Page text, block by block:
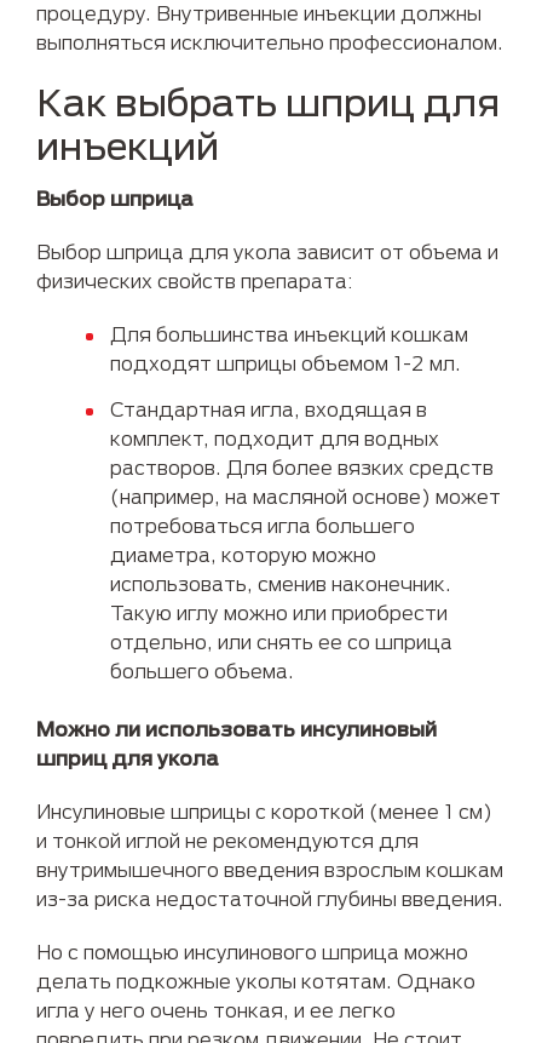
процедуру. Внутривенные инъекции должны
выполняться исключительно профессионалом.
Как выбрать шприц для
инъекций
Выбор шприца
Выбор шприца для укола зависит от объема и
физических свойств препарата:
Для большинства инъекций кошкам
подходят шприцы объемом 1-2 мл.
Стандартная игла, входящая в
комплект, подходит для водных
растворов. Для более вязких средств
(например, на масляной основе) может
потребоваться игла большего
диаметра, которую можно
использовать, сменив наконечник.
Такую иглу можно или приобрести
отдельно, или снять ее со шприца
большего объема.
Можно ли использовать инсулиновый
шприц для укола
Инсулиновые шприцы с короткой (менее 1 см)
и тонкой иглой не рекомендуются для
внутримышечного введения взрослым кошкам
из-за риска недостаточной глубины введения.
Но с помощью инсулинового шприца можно
делать подкожные уколы котятам. Однако
игла у него очень тонкая, и ее легко